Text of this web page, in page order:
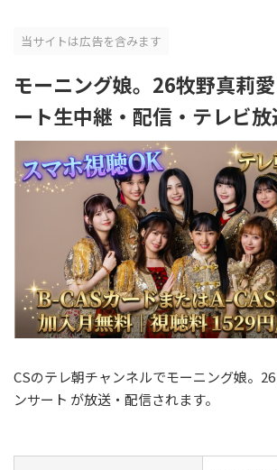
当サイトは広告を含みます
モーニング娘。26牧野真莉
ート生中継・配信・テレビ
CSのテレ朝チャンネルでモーニング娘。
ンサート が放送・配信されます。